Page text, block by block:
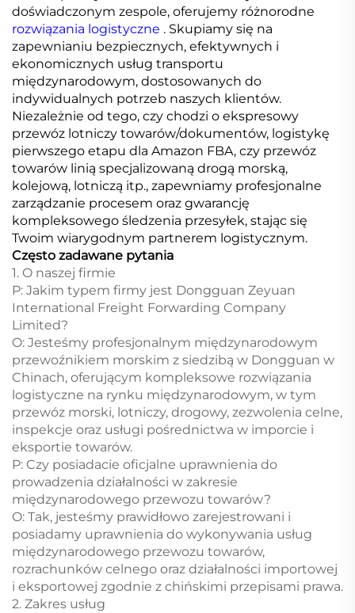
doświadczonym zespole, oferujemy różnorodne
rozwiązania logistyczne . Skupiamy się na
zapewnianiu bezpiecznych, efektywnych i
ekonomicznych usług transportu
międzynarodowym, dostosowanych do
indywidualnych potrzeb naszych klientów.
Niezależnie od tego, czy chodzi o ekspresowy
przewóz lotniczy towarów/dokumentów, logistykę
pierwszego etapu dla Amazon FBA, czy przewóz
towarów linią specjalizowaną drogą morską,
kolejową, lotniczą itp., zapewniamy profesjonalne
zarządzanie procesem oraz gwarancję
kompleksowego śledzenia przesyłek, stając się
Twoim wiarygodnym partnerem logistycznym.
Często zadawane pytania
1. O naszej firmie
P: Jakim typem firmy jest Dongguan Zeyuan
International Freight Forwarding Company
Limited?
O: Jesteśmy profesjonalnym międzynarodowym
przewoźnikiem morskim z siedzibą w Dongguan w
Chinach, oferującym kompleksowe rozwiązania
logistyczne na rynku międzynarodowym, w tym
przewóz morski, lotniczy, drogowy, zezwolenia celne,
inspekcje oraz usługi pośrednictwa w imporcie i
eksportie towarów.
P: Czy posiadacie oficjalne uprawnienia do
prowadzenia działalności w zakresie
międzynarodowego przewozu towarów?
O: Tak, jesteśmy prawidłowo zarejestrowani i
posiadamy uprawnienia do wykonywania usług
międzynarodowego przewozu towarów,
rozrachunków celnego oraz działalności importowej
i eksportowej zgodnie z chińskimi przepisami prawa.
2. Zakres usług